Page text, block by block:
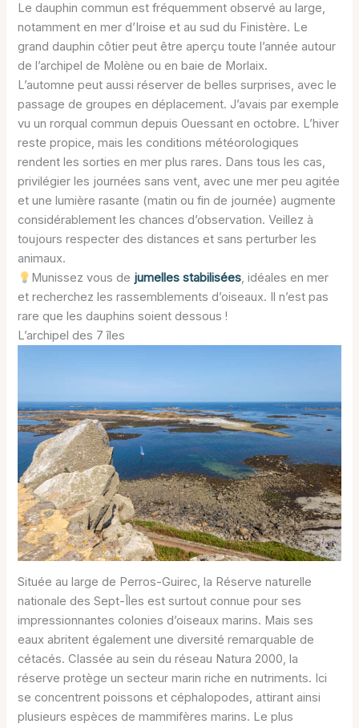
Le dauphin commun est fréquemment observé au large,
notamment en mer d’Iroise et au sud du Finistère. Le
grand dauphin côtier peut être aperçu toute l’année autour
de l’archipel de Molène ou en baie de Morlaix.
L’automne peut aussi réserver de belles surprises, avec le
passage de groupes en déplacement. J’avais par exemple
vu un rorqual commun depuis Ouessant en octobre. L’hiver
reste propice, mais les conditions météorologiques
rendent les sorties en mer plus rares. Dans tous les cas,
privilégier les journées sans vent, avec une mer peu agitée
et une lumière rasante (matin ou fin de journée) augmente
considérablement les chances d’observation. Veillez à
toujours respecter des distances et sans perturber les
animaux.
Munissez vous de jumelles stabilisées, idéales en mer
et recherchez les rassemblements d’oiseaux. Il n’est pas
rare que les dauphins soient dessous !
L’archipel des 7 îles
Située au large de Perros-Guirec, la Réserve naturelle
nationale des Sept-Îles est surtout connue pour ses
impressionnantes colonies d’oiseaux marins. Mais ses
eaux abritent également une diversité remarquable de
cétacés. Classée au sein du réseau Natura 2000, la
réserve protège un secteur marin riche en nutriments. Ici
se concentrent poissons et céphalopodes, attirant ainsi
plusieurs espèces de mammifères marins. Le plus